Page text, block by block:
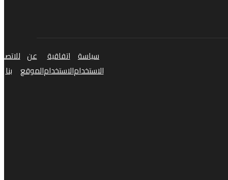
سياسة
الاستخدام
اتفاقية
الاستخدام
عن
الموقع بنا